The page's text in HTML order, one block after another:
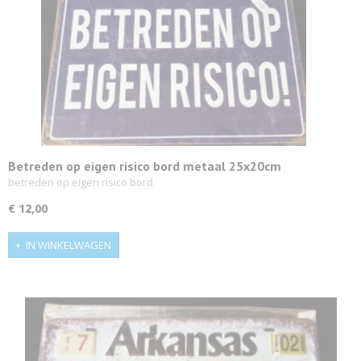
Betreden op eigen risico bord metaal 25x20cm
betreden op eigen risico bord
€ 12,00
IN WINKELWAGEN